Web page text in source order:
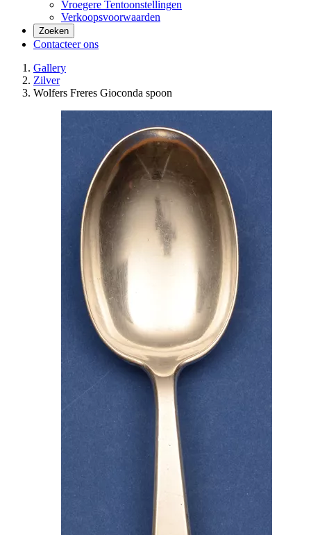
Vroegere Tentoonstellingen
Verkoopsvoorwaarden
Zoeken
Contacteer ons
Gallery
Zilver
Wolfers Freres Gioconda spoon